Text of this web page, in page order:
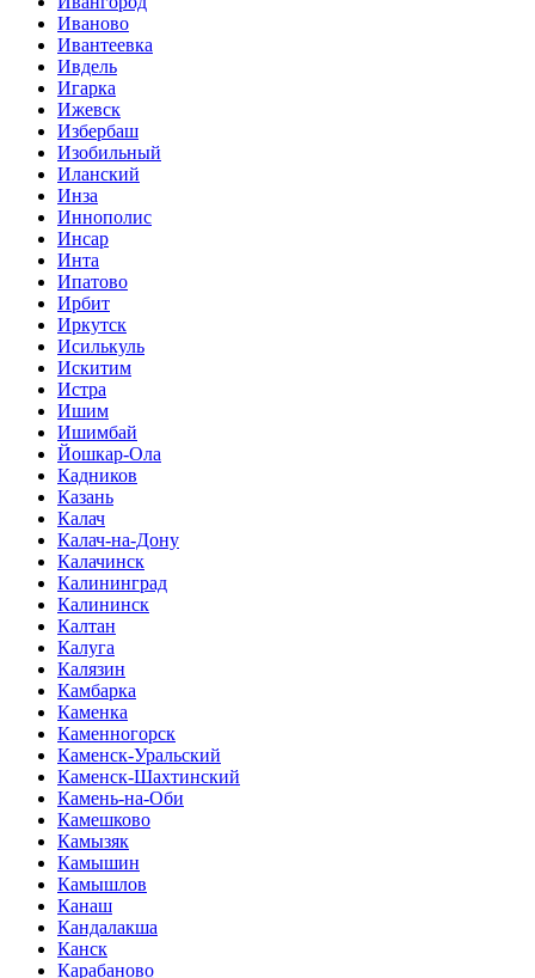
Иваново
Ивантеевка
Ивдель
Игарка
Ижевск
Избербаш
Изобильный
Иланский
Инза
Иннополис
Инсар
Инта
Ипатово
Ирбит
Иркутск
Исилькуль
Искитим
Истра
Ишим
Ишимбай
Йошкар-Ола
Кадников
Казань
Калач
Калач-на-Дону
Калачинск
Калининград
Калининск
Калтан
Калуга
Калязин
Камбарка
Каменка
Каменногорск
Каменск-Уральский
Каменск-Шахтинский
Камень-на-Оби
Камешково
Камызяк
Камышин
Камышлов
Канаш
Кандалакша
Канск
Карабаново